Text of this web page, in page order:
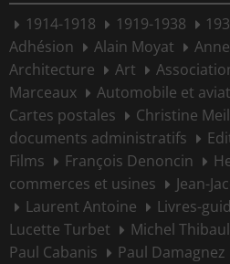
1914-1918 1919-1938
Adhésion
Alain Moyat
Architecture
Art
Marceaux
Automobile et
Cartes postales
Christine
documents administratifs
Films
François Denoncin
commerces et usines
Jean-
Laurent Antoine
Livres-
Lucette Turbet
Michel
Paul Cabanis
Paul Damagnez